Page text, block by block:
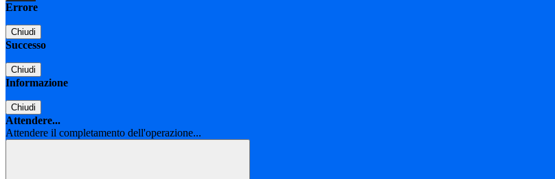
Errore
Chiudi
Successo
Chiudi
Informazione
Chiudi
Attendere...
Attendere il completamento dell'operazione...